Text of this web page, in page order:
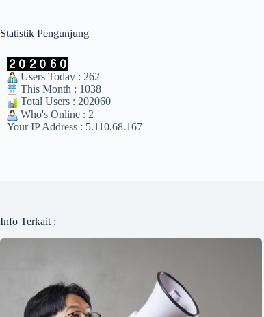
Statistik Pengunjung
Users Today : 262
This Month : 1038
Total Users : 202060
Who's Online : 2
Your IP Address : 5.110.68.167
Info Terkait :